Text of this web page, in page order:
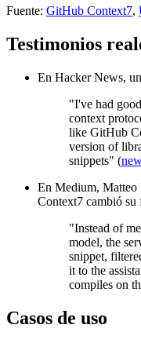
Fuente: GitHub Context7,
Testimonios
En Hacker News,
"I've had
context
like GitHub
version of
snippets" (
En Medium, Matteo
Context7 cambió su
"Instead of
model, the
snippet,
it to the
compiles on
Casos de uso